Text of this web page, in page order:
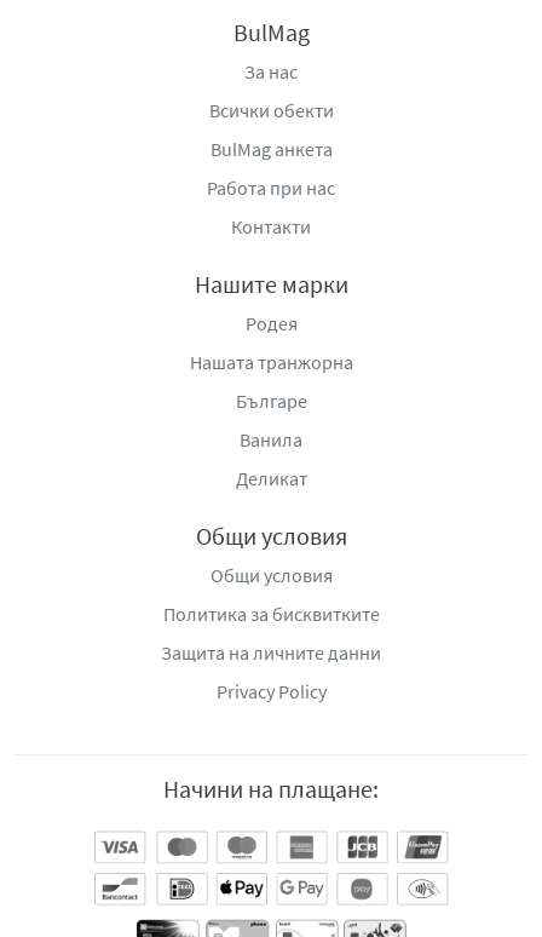
BulMag
За нас
Всички обекти
BulMag анкета
Работа при нас
Контакти
Нашите марки
Родея
Нашата транжорна
Българе
Ванила
Деликат
Общи условия
Общи условия
Политика за бисквитките
Защита на личните данни
Privacy Policy
Начини на плащане: